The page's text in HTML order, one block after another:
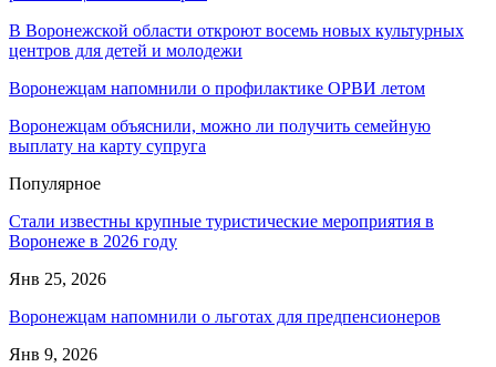
В Воронежской области откроют восемь новых культурных
центров для детей и молодежи
Воронежцам напомнили о профилактике ОРВИ летом
Воронежцам объяснили, можно ли получить семейную
выплату на карту супруга
Популярное
Стали известны крупные туристические мероприятия в
Воронеже в 2026 году
Янв 25, 2026
Воронежцам напомнили о льготах для предпенсионеров
Янв 9, 2026